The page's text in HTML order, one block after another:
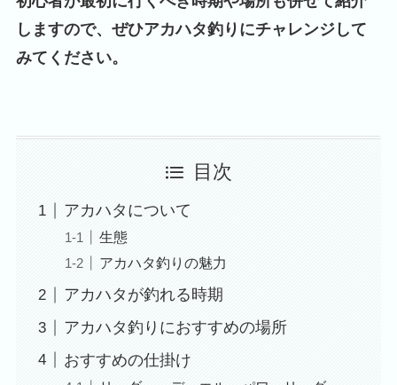
しますので、ぜひアカハタ釣りにチャレンジして
みてください。
目次
アカハタについて
生態
アカハタ釣りの魅力
アカハタが釣れる時期
アカハタ釣りにおすすめの場所
おすすめの仕掛け